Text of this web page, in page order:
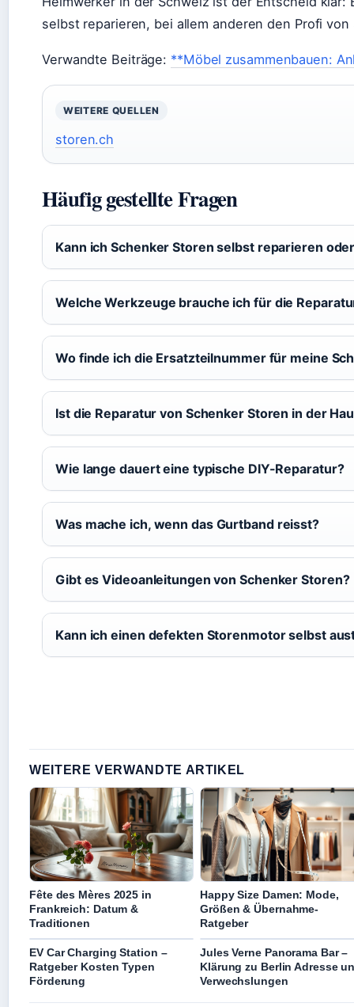
selbst reparieren, bei allem anderen den Profi
Verwandte Beiträge: **Möbel zusammenbauen:
WEITERE QUELLEN
storen.ch
Häufig gestellte Fragen
Kann ich Schenker Storen selbst reparieren
Welche Werkzeuge brauche ich für die
Wo finde ich die Ersatzteilnummer für meine
Ist die Reparatur von Schenker Storen in der
Wie lange dauert eine typische DIY-Reparatur?
Was mache ich, wenn das Gurtband reisst?
Gibt es Videoanleitungen von Schenker Storen?
Kann ich einen defekten Storenmotor selbst
WEITERE VERWANDTE ARTIKEL
Fête des Mères 2025 in
Frankreich: Datum &
Traditionen
Happy Size Damen: Mode,
Größen & Übernahme-
Ratgeber
EV Car Charging Station –
Ratgeber Kosten Typen
Förderung
Jules Verne Panorama Bar –
Klärung zu Berlin Adresse
Verwechslungen